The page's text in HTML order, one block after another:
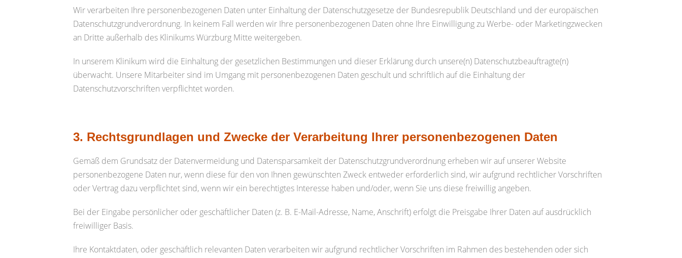
Wir verarbeiten Ihre personenbezogenen Daten unter Einhaltung der Datenschutzgesetze der Bundesrepublik Deutschland und der europäischen
Datenschutzgrundverordnung. In keinem Fall werden wir Ihre personenbezogenen Daten ohne Ihre Einwilligung zu Werbe- oder Marketingzwecken
an Dritte außerhalb des Klinikums Würzburg Mitte weitergeben.
In unserem Klinikum wird die Einhaltung der gesetzlichen Bestimmungen und dieser Erklärung durch unsere(n) Datenschutzbeauftragte(n)
überwacht. Unsere Mitarbeiter sind im Umgang mit personenbezogenen Daten geschult und schriftlich auf die Einhaltung der
Datenschutzvorschriften verpflichtet worden.
3. Rechtsgrundlagen und Zwecke der Verarbeitung Ihrer personenbezogenen Daten
Gemäß dem Grundsatz der Datenvermeidung und Datensparsamkeit der Datenschutzgrundverordnung erheben wir auf unserer Website
personenbezogene Daten nur, wenn diese für den von Ihnen gewünschten Zweck entweder erforderlich sind, wir aufgrund rechtlicher Vorschriften
oder Vertrag dazu verpflichtet sind, wenn wir ein berechtigtes Interesse haben und/oder, wenn Sie uns diese freiwillig angeben.
Bei der Eingabe persönlicher oder geschäftlicher Daten (z. B. E-Mail-Adresse, Name, Anschrift) erfolgt die Preisgabe Ihrer Daten auf ausdrücklich
freiwilliger Basis.
Ihre Kontaktdaten, oder geschäftlich relevanten Daten verarbeiten wir aufgrund rechtlicher Vorschriften im Rahmen des bestehenden oder sich